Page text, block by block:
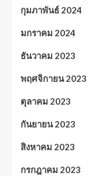
กุมภาพันธ์ 2024
มกราคม 2024
ธันวาคม 2023
พฤศจิกายน 2023
ตุลาคม 2023
กันยายน 2023
สิงหาคม 2023
กรกฎาคม 2023